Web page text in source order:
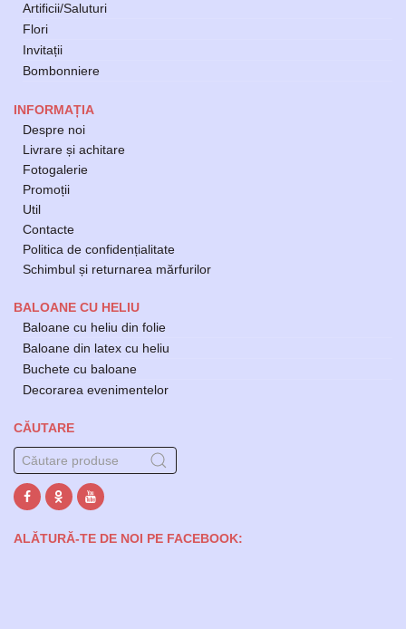
Artificii/Saluturi
Flori
Invitații
Bombonniere
INFORMAȚIA
Despre noi
Livrare și achitare
Fotogalerie
Promoții
Util
Contacte
Politica de confidențialitate
Schimbul și returnarea mărfurilor
BALOANE CU HELIU
Baloane cu heliu din folie
Baloane din latex cu heliu
Buchete cu baloane
Decorarea evenimentelor
CĂUTARE
ALĂTURĂ-TE DE NOI PE FACEBOOK: